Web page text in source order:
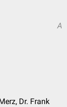
A
Dr. Frank